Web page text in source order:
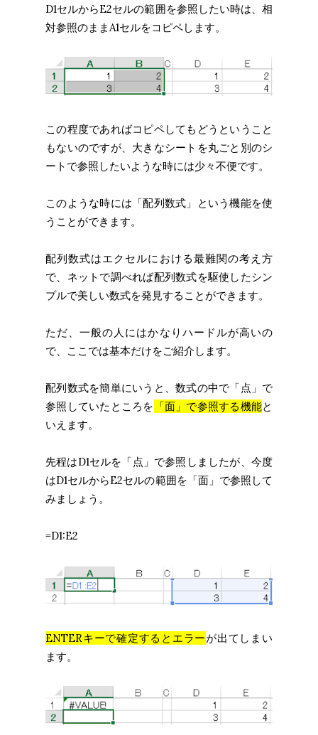
D1セルからE2セルの範囲を参照したい時は、相
対参照のままA1セルをコピペします。
この程度であればコピペしてもどうということ
もないのですが、大きなシートを丸ごと別のシ
ートで参照したいような時には少々不便です。
このような時には「配列数式」という機能を使
うことができます。
配列数式はエクセルにおける最難関の考え方
で、ネットで調べれば配列数式を駆使したシン
プルで美しい数式を発見することができます。
ただ、一般の人にはかなりハードルが高いの
で、ここでは基本だけをご紹介します。
配列数式を簡単にいうと、数式の中で「点」で
参照していたところを 「面」で参照する機能と
いえます。
先程はD1セルを「点」で参照しましたが、今度
はD1セルからE2セルの範囲を「面」で参照して
みましょう。
=D1:E2
ENTERキーで確定するとエラーが出てしまい
ます。